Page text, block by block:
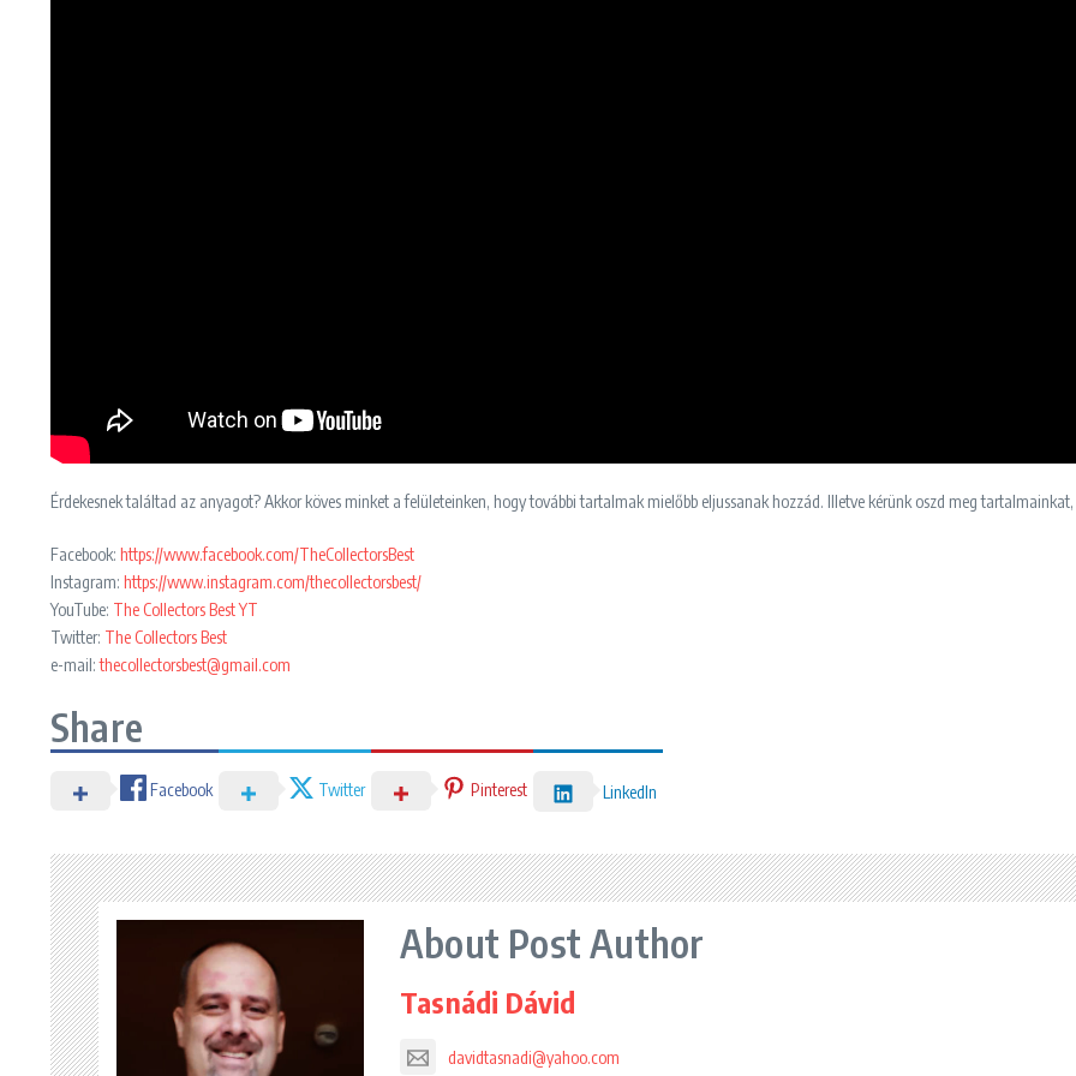
Érdekesnek találtad az anyagot? Akkor köves minket a felületeinken, hogy további tartalmak mielőbb eljussanak hozzád. Illetve kérünk oszd meg tartalmainkat,
Facebook: https://www.facebook.com/TheCollectorsBest
Instagram: https://www.instagram.com/thecollectorsbest/
YouTube: The Collectors Best YT
Twitter: The Collectors Best
e-mail:thecollectorsbest@gmail.com
Share
Facebook Twitter Pinterest LinkedIn
About Post Author
Tasnádi Dávid
davidtasnadi@yahoo.com